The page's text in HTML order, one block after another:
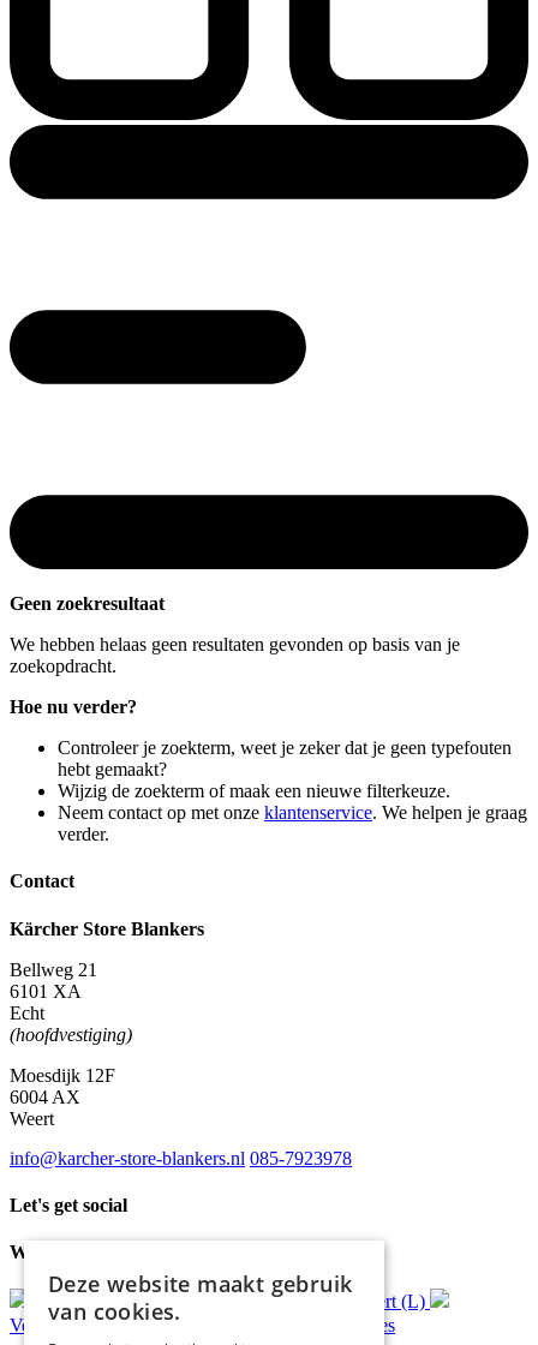
Geen zoekresultaat
We hebben helaas geen resultaten gevonden op basis van je
zoekopdracht.
Hoe nu verder?
Controleer je zoekterm, weet je zeker dat je geen typefouten
hebt gemaakt?
Wijzig de zoekterm of maak een nieuwe filterkeuze.
Neem contact op met onze klantenservice. We helpen je graag
verder.
Contact
Kärcher Store Blankers
Bellweg 21
6101 XA
Echt
(hoofdvestiging)
Moesdijk 12F
6004 AX
Weert
info@karcher-store-blankers.nl 085-7923978
Let's get social
Waar wij voor staan
bezorging*
Ophalen in Echt of Weert (L)
Verzonden binnen 48 uur* advies
Deze website maakt gebruik
van cookies.